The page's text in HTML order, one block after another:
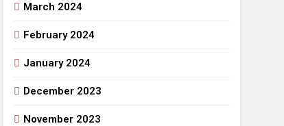
March 2024
February 2024
January 2024
December 2023
November 2023